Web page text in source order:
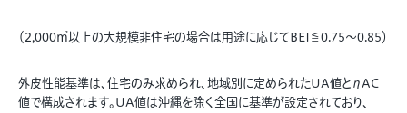
（2,000㎡以上の大規模非住宅の場合は用途に応じてBEI≦0.75～0.85）
外皮性能基準は、住宅のみ求められ、地域別に定められたUA値とηAC
値で構成されます。UA値は沖縄を除く全国に基準が設定されており、